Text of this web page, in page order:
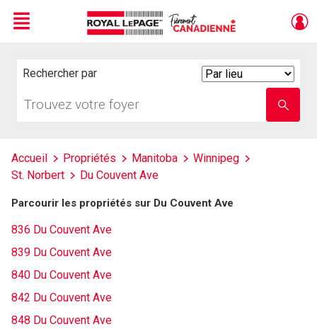
Menu
Rechercher par
votre
nom
Accueil Propriétés Manitoba
Winnipeg
St. Norbert
Du Couvent Ave
Parcourir les propriétés sur Du Couvent Ave
836 Du Couvent Ave
839 Du Couvent Ave
840 Du Couvent Ave
842 Du Couvent Ave
848 Du Couvent Ave